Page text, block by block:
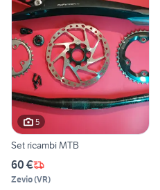
5
Set ricambi MTB
60 €
Zevio(VR)